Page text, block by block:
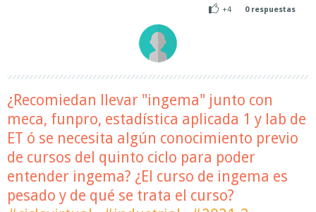
+4
0respuestas
¿Recomiedan llevar "ingema" junto con
meca, funpro, estadística aplicada 1 y lab de
ET ó se necesita algún conocimiento previo
de cursos del quinto ciclo para poder
entender ingema? ¿El curso de ingema es
pesado y de qué se trata el curso?